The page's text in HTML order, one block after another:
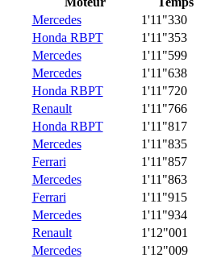
Mercedes 1'11"330
Honda RBPT 1'11"353
Mercedes 1'11"599
Mercedes 1'11"638
Honda RBPT 1'11"720
Renault 1'11"766
Honda RBPT 1'11"817
Mercedes 1'11"835
Ferrari 1'11"857
Mercedes 1'11"863
Ferrari 1'11"915
Mercedes 1'11"934
Renault 1'12"001
Mercedes 1'12"009